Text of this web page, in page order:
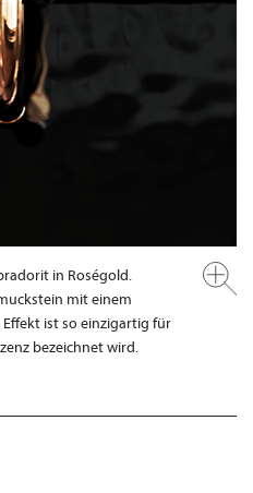
in Roségold.
mit einem
ist so einzigartig für
bezeichnet wird.